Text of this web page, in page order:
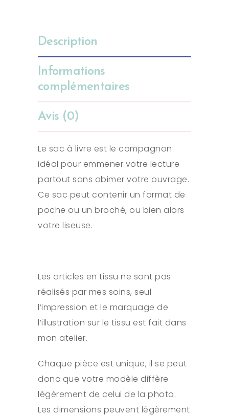
Description
Informations
complémentaires
Avis (0)
Le sac à livre est le compagnon
idéal pour emmener votre lecture
partout sans abimer votre ouvrage.
Ce sac peut contenir un format de
poche ou un broché, ou bien alors
votre liseuse.
Les articles en tissu ne sont pas
réalisés par mes soins, seul
l’impression et le marquage de
l’illustration sur le tissu est fait dans
mon atelier.
Chaque pièce est unique, il se peut
donc que votre modèle diffère
légèrement de celui de la photo.
Les dimensions peuvent légèrement